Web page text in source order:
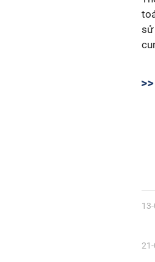
sử